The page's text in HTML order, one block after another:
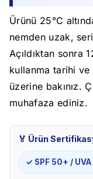
Ürünü 25°C
nemden uzak,
Açıldıktan sonra
kullanma tarihi ve
üzerine bakınız.
muhafaza ediniz.
🏅 Ürün
✓ SPF 50+ /